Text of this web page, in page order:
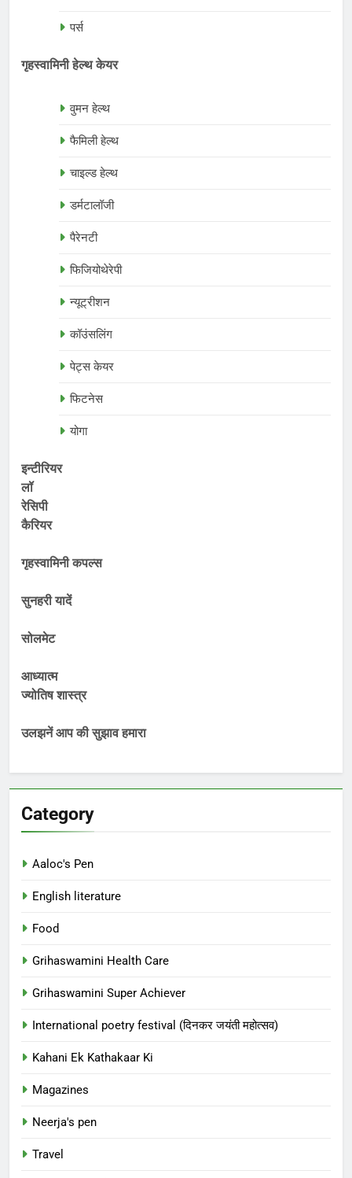
पर्स
गृहस्वामिनी हेल्थ केयर
वुमन हेल्थ
फैमिली हेल्थ
चाइल्ड हेल्थ
डर्मटालॉजी
पैरेनटी
फिजियोथेरेपी
न्यूट्रीशन
कॉउंसलिंग
पेट्स केयर
फिटनेस
योगा
इन्टीरियर
लॉ
रेसिपी
कैरियर
गृहस्वामिनी कपल्स
सुनहरी यादें
सोलमेट
आध्यात्म
ज्योतिष शास्त्र
उलझनें आप की सुझाव हमारा
Category
Aaloc's Pen
English literature
Food
Grihaswamini Health Care
Grihaswamini Super Achiever
International poetry festival (दिनकर जयंती महोत्सव)
Kahani Ek Kathakaar Ki
Magazines
Neerja's pen
Travel